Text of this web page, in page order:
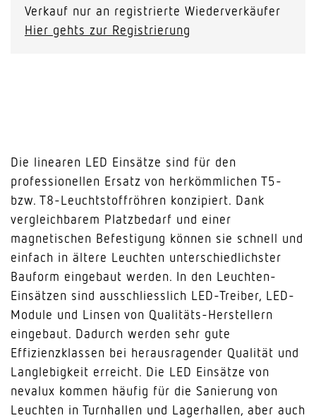
Verkauf nur an registrierte Wiederverkäufer
Hier gehts zur Registrierung
Die linearen LED Einsätze sind für den
professionellen Ersatz von herkömmlichen T5-
bzw. T8-Leuchtstoffröhren konzipiert. Dank
vergleichbarem Platzbedarf und einer
magnetischen Befestigung können sie schnell und
einfach in ältere Leuchten unterschiedlichster
Bauform eingebaut werden. In den Leuchten-
Einsätzen sind ausschliesslich LED-Treiber, LED-
Module und Linsen von Qualitäts-Herstellern
eingebaut. Dadurch werden sehr gute
Effizienzklassen bei herausragender Qualität und
Langlebigkeit erreicht. Die LED Einsätze von
nevalux kommen häufig für die Sanierung von
Leuchten in Turnhallen und Lagerhallen, aber auch